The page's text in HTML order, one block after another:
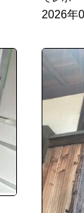
2026年